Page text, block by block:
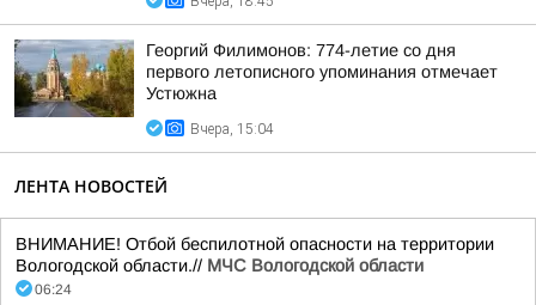
Георгий Филимонов: 774-летие со дня
первого летописного упоминания отмечает
Устюжна
Вчера, 15:04
ЛЕНТА НОВОСТЕЙ
ВНИМАНИЕ! Отбой беспилотной опасности на территории
Вологодской области.// МЧС Вологодской области
06:24